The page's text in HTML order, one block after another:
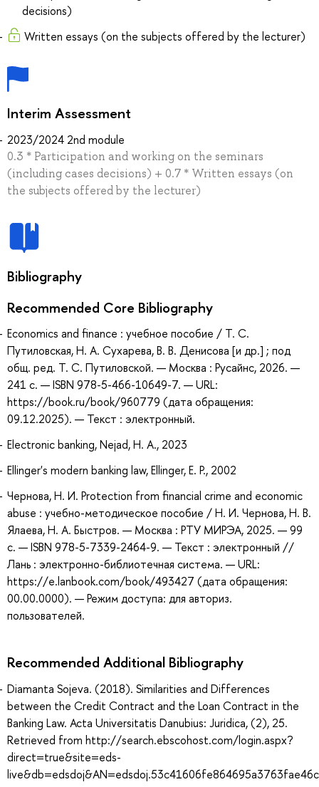
decisions)
Written essays (on the subjects offered by the lecturer)
Interim Assessment
2023/2024 2nd module
0.3 * Participation and working on the seminars
(including cases decisions) + 0.7 * Written essays (on
the subjects offered by the lecturer)
Bibliography
Recommended Core Bibliography
Economics and finance : учебное пособие / Т. С.
Путиловская, Н. А. Сухарева, В. В. Денисова [и др.] ; под
общ. ред. Т. С. Путиловской. — Москва : Русайнс, 2026. —
241 с. — ISBN 978-5-466-10649-7. — URL:
https://book.ru/book/960779 (дата обращения:
09.12.2025). — Текст : электронный.
Electronic banking, Nejad, H. A., 2023
Ellinger's modern banking law, Ellinger, E. P., 2002
Чернова, Н. И. Protection from financial crime and economic
abuse : учебно-методическое пособие / Н. И. Чернова, Н. В.
Ялаева, Н. А. Быстров. — Москва : РТУ МИРЭА, 2025. — 99
с. — ISBN 978-5-7339-2464-9. — Текст : электронный //
Лань : электронно-библиотечная система. — URL:
https://e.lanbook.com/book/493427 (дата обращения:
00.00.0000). — Режим доступа: для авториз.
пользователей.
Recommended Additional Bibliography
Diamanta Sojeva. (2018). Similarities and Differences
between the Credit Contract and the Loan Contract in the
Banking Law. Acta Universitatis Danubius: Juridica, (2), 25.
Retrieved from http://search.ebscohost.com/login.aspx?
direct=true&site=eds-